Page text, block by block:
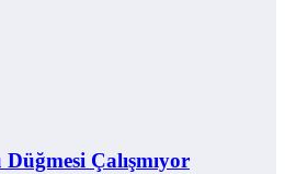
Çalışmıyor